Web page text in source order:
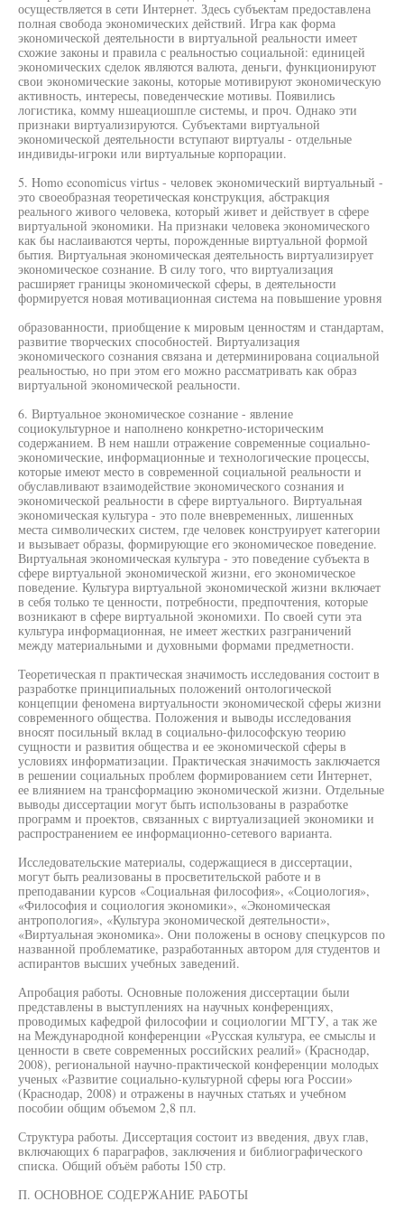
осуществляется в сети Интернет. Здесь субъектам предоставлена
полная свобода экономических действий. Игра как форма
экономической деятельности в виртуальной реальности имеет
схожие законы и правила с реальностью социальной: единицей
экономических сделок являются валюта, деньги, функционируют
свои экономические законы, которые мотивируют экономическую
активность, интересы, поведенческие мотивы. Появились
логистика, комму ншеациошпле системы, и проч. Однако эти
признаки виртуализируются. Субъектами виртуальной
экономической деятельности вступают виртуалы - отдельные
индивиды-игроки или виртуальные корпорации.
5. Homo economicus virtus - человек экономический виртуальный -
это своеобразная теоретическая конструкция, абстракция
реального живого человека, который живет и действует в сфере
виртуальной экономики. На признаки человека экономического
как бы наслаиваются черты, порожденные виртуальной формой
бытия. Виртуальная экономическая деятельность виртуализирует
экономическое сознание. В силу того, что виртуализация
расширяет границы экономической сферы, в деятельности
формируется новая мотивационная система на повышение уровня
образованности, приобщение к мировым ценностям и стандартам,
развитие творческих способностей. Виртуализация
экономического сознания связана и детерминирована социальной
реальностью, но при этом его можно рассматривать как образ
виртуальной экономической реальности.
6. Виртуальное экономическое сознание - явление
социокультурное и наполнено конкретно-историческим
содержанием. В нем нашли отражение современные социально-
экономические, информационные и технологические процессы,
которые имеют место в современной социальной реальности и
обуславливают взаимодействие экономического сознания и
экономической реальности в сфере виртуального. Виртуальная
экономическая культура - это поле вневременных, лишенных
места символических систем, где человек конструирует категории
и вызывает образы, формирующие его экономическое поведение.
Виртуальная экономическая культура - это поведение субъекта в
сфере виртуальной экономической жизни, его экономическое
поведение. Культура виртуальной экономической жизни включает
в себя только те ценности, потребности, предпочтения, которые
возникают в сфере виртуальной экономихи. По своей сути эта
культура информационная, не имеет жестких разграничений
между материальными и духовными формами предметности.
Теоретическая п практическая значимость исследования состоит в
разработке принципиальных положений онтологической
концепции феномена виртуальности экономической сферы жизни
современного общества. Положения и выводы исследования
вносят посильный вклад в социально-философскую теорию
сущности и развития общества и ее экономической сферы в
условиях информатизации. Практическая значимость заключается
в решении социальных проблем формированием сети Интернет,
ее влиянием на трансформацию экономической жизни. Отдельные
выводы диссертации могут быть использованы в разработке
программ и проектов, связанных с виртуализацией экономики и
распространением ее информационно-сетевого варианта.
Исследовательские материалы, содержащиеся в диссертации,
могут быть реализованы в просветительской работе и в
преподавании курсов «Социальная философия», «Социология»,
«Философия и социология экономики», «Экономическая
антропология», «Культура экономической деятельности»,
«Виртуальная экономика». Они положены в основу спецкурсов по
названной проблематике, разработанных автором для студентов и
аспирантов высших учебных заведений.
Апробация работы. Основные положения диссертации были
представлены в выступлениях на научных конференциях,
проводимых кафедрой философии и социологии МГТУ, а так же
на Международной конференции «Русская культура, ее смыслы и
ценности в свете современных российских реалий» (Краснодар,
2008), региональной научно-практической конференции молодых
ученых «Развитие социально-культурной сферы юга России»
(Краснодар, 2008) и отражены в научных статьях и учебном
пособии общим объемом 2,8 пл.
Структура работы. Диссертация состоит из введения, двух глав,
включающих 6 параграфов, заключения и библиографического
списка. Общий объём работы 150 стр.
П. ОСНОВНОЕ СОДЕРЖАНИЕ РАБОТЫ